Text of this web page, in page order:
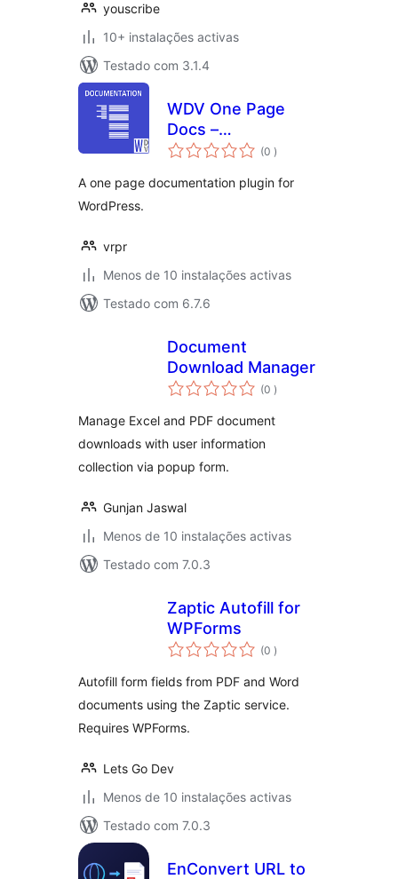
youscribe
10+ instalações activas
Testado com 3.1.4
WDV One Page
Docs –
Documentation
WordPress
(0 classificações
)
A one page documentation plugin for
WordPress.
vrpr
Menos de 10 instalações activas
Testado com 6.7.6
Document
Download Manager
(0 classificações
)
Manage Excel and PDF document
downloads with user information
collection via popup form.
Gunjan Jaswal
Menos de 10 instalações activas
Testado com 7.0.3
Zaptic Autofill for
WPForms
(0 classificações
)
Autofill form fields from PDF and Word
documents using the Zaptic service.
Requires WPForms.
Lets Go Dev
Menos de 10 instalações activas
Testado com 7.0.3
EnConvert URL to